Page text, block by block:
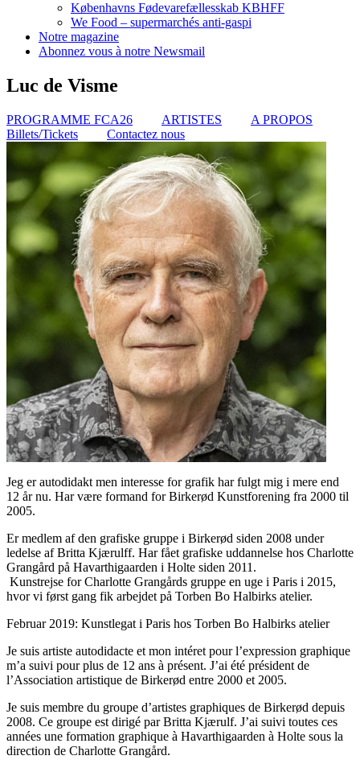
Københavns Fødevarefællesskab KBHFF
We Food – supermarchés anti-gaspi
Notre magazine
Abonnez vous à notre Newsmail
Luc de Visme
PROGRAMME FCA26 ARTISTES
A PROPOS
Billets/Tickets
Contactez nous
Jeg er autodidakt men interesse for grafik har fulgt mig i mere end
12 år nu. Har være formand for Birkerød Kunstforening fra 2000 til
2005.
Er medlem af den grafiske gruppe i Birkerød siden 2008 under
ledelse af Britta Kjærulff. Har fået grafiske uddannelse hos Charlotte
Grangård på Havarthigaarden i Holte siden 2011.
Kunstrejse for Charlotte Grangårds gruppe en uge i Paris i 2015,
hvor vi først gang fik arbejdet på Torben Bo Halbirks atelier.
Februar 2019: Kunstlegat i Paris hos Torben Bo Halbirks atelier
Je suis artiste autodidacte et mon intéret pour l’expression graphique
m’a suivi pour plus de 12 ans à présent. J’ai été président de
l’Association artistique de Birkerød entre 2000 et 2005.
Je suis membre du groupe d’artistes graphiques de Birkerød depuis
2008. Ce groupe est dirigé par Britta Kjærulf. J’ai suivi toutes ces
années une formation graphique à Havarthigaarden à Holte sous la
direction de Charlotte Grangård.